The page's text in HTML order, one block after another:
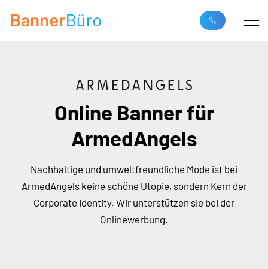
Online Banner für
ArmedAngels
Nachhaltige und umweltfreundliche Mode ist bei
ArmedAngels keine schöne Utopie, sondern Kern der
Corporate Identity. Wir unterstützen sie bei der
Onlinewerbung.